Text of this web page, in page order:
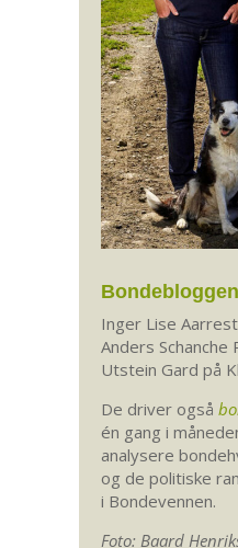
Bondebloggen
Inger Lise
Anders
Utstein Gard på
De driver også
én gang i
analysere
og de politiske
i Bondevennen.
Foto: Baard